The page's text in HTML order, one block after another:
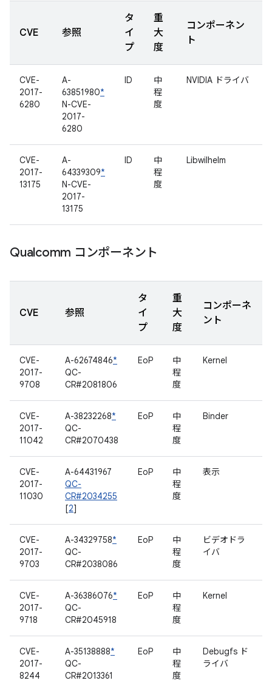
CVE 参照
タ
イ
プ
重
大
度
コンポーネン
ト
CVE-
2017-
6280
A-
63851980*
N-CVE-
2017-
6280
ID
中
程
度
NVIDIA ドライバ
CVE-
2017-
13175
A-
64339309*
N-CVE-
2017-
13175
ID
中
程
度
Libwilhelm
Qualcomm コンポーネント
CVE 参照
タ
イ
プ
重
大
度
コンポーネ
ント
CVE-
2017-
9708
A-62674846*
QC-
CR#2081806
EoP
中
程
度
Kernel
CVE-
2017-
11042
A-38232268*
QC-
CR#2070438
EoP
中
程
度
Binder
CVE-
2017-
11030
A-64431967
QC-
CR#2034255
[2]
EoP
中
程
度
表示
CVE-
2017-
9703
A-34329758*
QC-
CR#2038086
EoP
中
程
度
ビデオドラ
イバ
CVE-
2017-
9718
A-36386076*
QC-
CR#2045918
EoP
中
程
度
Kernel
CVE-
2017-
8244
A-35138888*
QC-
CR#2013361
EoP
中
程
度
Debugfs ド
ライバ